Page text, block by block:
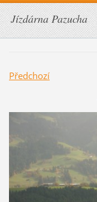
Jízdárna Pazucha
Předchozí